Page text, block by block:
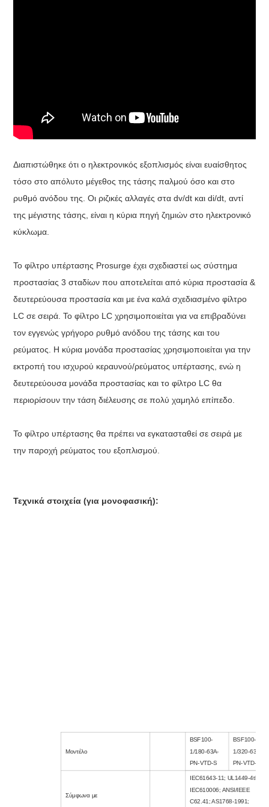
Διαπιστώθηκε ότι ο ηλεκτρονικός εξοπλισμός είναι ευαίσθητος
τόσο στο απόλυτο μέγεθος της τάσης παλμού όσο και στο
ρυθμό ανόδου της. Οι ριζικές αλλαγές στα dv/dt και di/dt, αντί
της μέγιστης τάσης, είναι η κύρια πηγή ζημιών στο ηλεκτρονικό
κύκλωμα.
Το φίλτρο υπέρτασης Prosurge έχει σχεδιαστεί ως σύστημα
προστασίας 3 σταδίων που αποτελείται από κύρια προστασία &
δευτερεύουσα προστασία και με ένα καλά σχεδιασμένο φίλτρο
LC σε σειρά. Το φίλτρο LC χρησιμοποιείται για να επιβραδύνει
τον εγγενώς γρήγορο ρυθμό ανόδου της τάσης και του
ρεύματος. Η κύρια μονάδα προστασίας χρησιμοποιείται για την
εκτροπή του ισχυρού κεραυνού/ρεύματος υπέρτασης, ενώ η
δευτερεύουσα μονάδα προστασίας και το φίλτρο LC θα
περιορίσουν την τάση διέλευσης σε πολύ χαμηλό επίπεδο.
Το φίλτρο υπέρτασης θα πρέπει να εγκατασταθεί σε σειρά με
την παροχή ρεύματος του εξοπλισμού.
Τεχνικά στοιχεία (για μονοφασική):
Μοντέλο
BSF100-
1/180-63A-
PN-VTD-S
BSF100-
1/320-63A-
PN-VTD-S
Σύμφωνα με
IEC61643-11; UL1449-4th;
IEC610006; ANSI/IEEE
C62.41; AS1768-1991;